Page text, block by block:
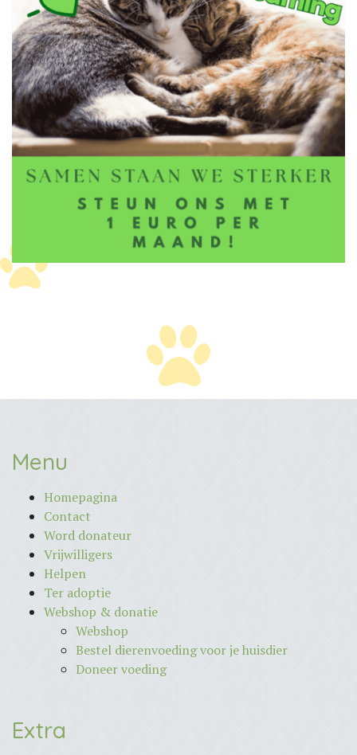
Menu
Homepagina
Contact
Word donateur
Vrijwilligers
Helpen
Ter adoptie
Webshop & donatie
Webshop
Bestel dierenvoeding voor je huisdier
Doneer voeding
Extra